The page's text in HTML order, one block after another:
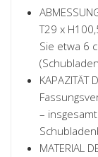
T29 x
Sie etwa 6
KAPAZITÄT
–
MATERIAL